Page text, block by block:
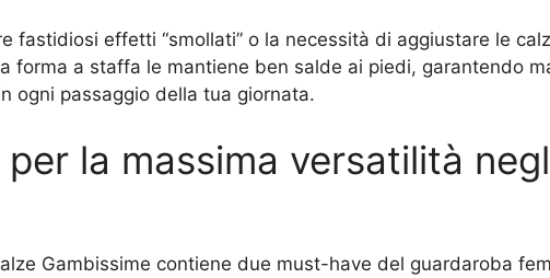
fastidiosi effetti “smollati” o la necessità di aggiustare le
forma a staffa le mantiene ben salde ai piedi, garantendo
ogni passaggio della tua giornata.
la massima versatilità
Gambissime contiene due must-have del guardaroba